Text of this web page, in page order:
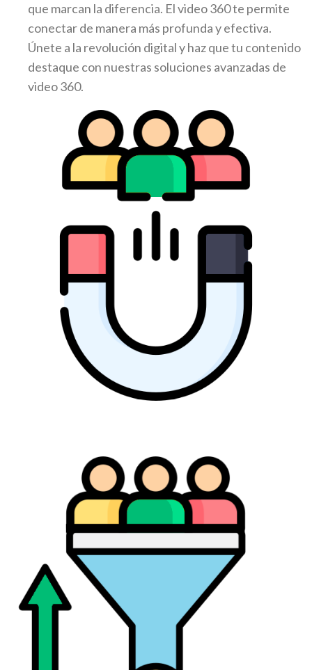
que marcan la diferencia. El video 360 te permite
conectar de manera más profunda y efectiva.
Únete a la revolución digital y haz que tu contenido
destaque con nuestras soluciones avanzadas de
video 360.